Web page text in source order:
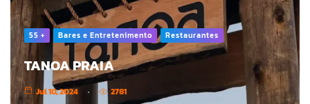
55 + Bares e Entretenimento Restaurantes
TANOA PRAIA
Jul 10, 2024 2781